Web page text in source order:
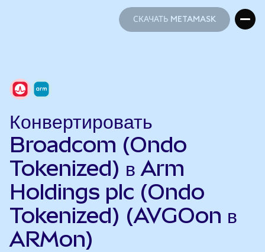
СКАЧАТЬ METAMASK
Конвертировать
Broadcom (Ondo
Tokenized) в Arm
Holdings plc (Ondo
Tokenized) (AVGOon в
ARMon)